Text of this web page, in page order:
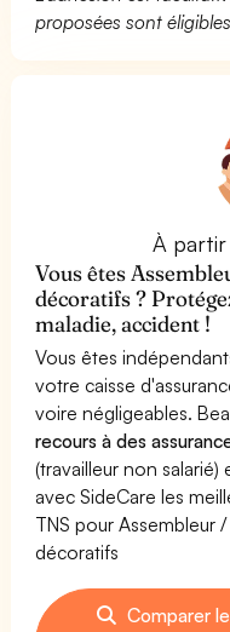
proposées sont
À partir
Vous êtes
décoratifs ?
maladie, accident !
Vous êtes
votre caisse
voire négligeables.
recours à des
(travailleur non
avec SideCare les
TNS pour Assembleur
décoratifs
Comparer